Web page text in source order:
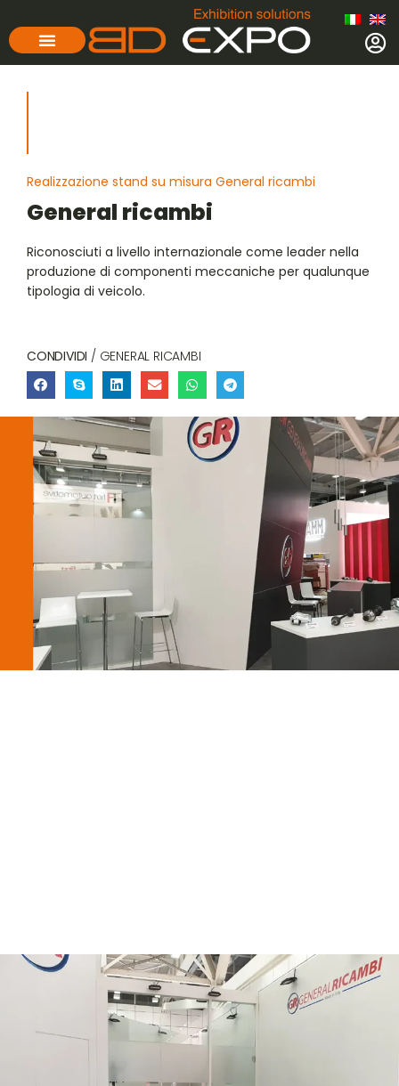
Realizzazione stand su misura General ricambi
General ricambi
Riconosciuti a livello internazionale come leader nella
produzione di componenti meccaniche per qualunque
tipologia di veicolo.
CONDIVIDI / GENERAL RICAMBI